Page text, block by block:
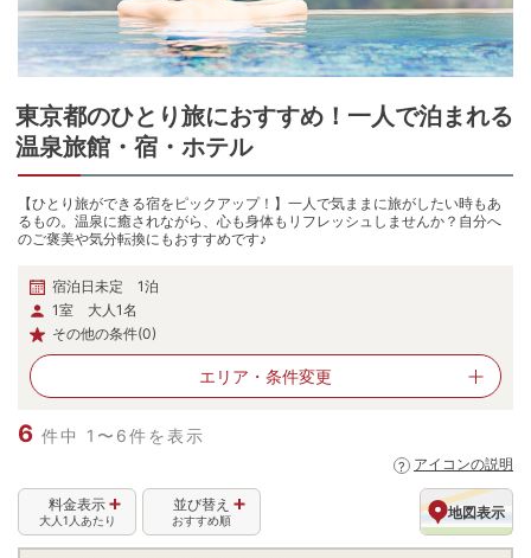
東京都のひとり旅におすすめ！一人で泊まれる
温泉旅館・宿・ホテル
【ひとり旅ができる宿をピックアップ！】一人で気ままに旅がしたい時もあ
るもの。温泉に癒されながら、心も身体もリフレッシュしませんか？自分へ
のご褒美や気分転換にもおすすめです♪
宿泊日未定 1泊
1室 大人1名
その他の条件(0)
エリア・ 条件変更
6 件中 1〜6件を表示
アイコンの説明
地図表示
並び替え
おすすめ順
料金表示
大人1人あたり